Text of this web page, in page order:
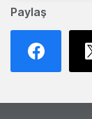
Paylaş